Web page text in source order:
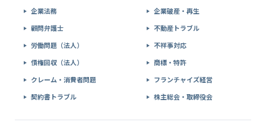
企業法務
顧問弁護士
労働問題（法人）
債権回収（法人）
クレーム・消費者問題
契約書トラブル
企業破産・再生
不動産トラブル
不祥事対応
商標・特許
フランチャイズ経営
株主総会・取締役会